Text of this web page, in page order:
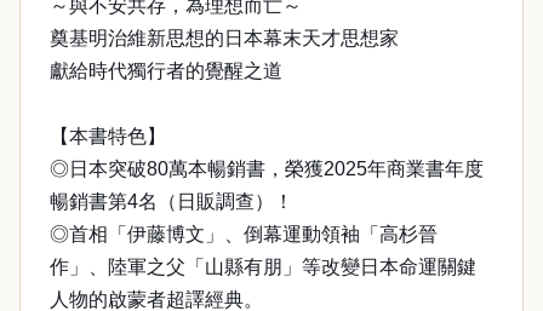
～與不安共存，為理想而亡～
奠基明治維新思想的日本幕末天才思想家
獻給時代獨行者的覺醒之道
【本書特色】
◎日本突破80萬本暢銷書，榮獲2025年商業書年度
暢銷書第4名（日販調查）！
◎首相「伊藤博文」、倒幕運動領袖「高杉晉
作」、陸軍之父「山縣有朋」等改變日本命運關鍵
人物的啟蒙者超譯經典。